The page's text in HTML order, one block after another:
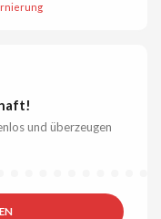
und überzeugen